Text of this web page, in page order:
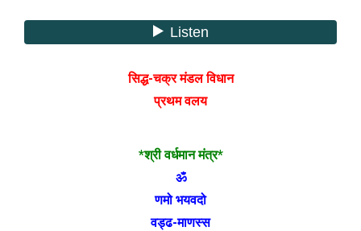
सिद्ध-चक्र मंडल विधान
प्रथम वलय
*श्री वर्धमान मंत्र*
ॐ
णमो भयवदो
वड्ढ-माणस्स